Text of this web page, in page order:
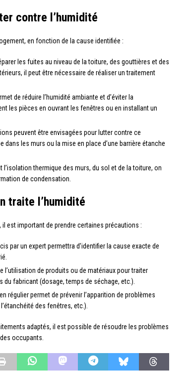
contre l’humidité
en fonction de la cause identifiée :
les fuites au niveau de la toiture, des gouttières et des
il peut être nécessaire de réaliser un traitement
de réduire l’humidité ambiante et d’éviter la
les pièces en ouvrant les fenêtres ou en installant un
peuvent être envisagées pour lutter contre ce
les murs ou la mise en place d’une barrière étanche
l’isolation thermique des murs, du sol et de la toiture, on
de condensation.
traite l’humidité
est important de prendre certaines précautions :
par un expert permettra d’identifier la cause exacte de
l’utilisation de produits ou de matériaux pour traiter
du fabricant (dosage, temps de séchage, etc.).
régulier permet de prévenir l’apparition de problèmes
des fenêtres, etc.).
adaptés, il est possible de résoudre les problèmes
occupants.